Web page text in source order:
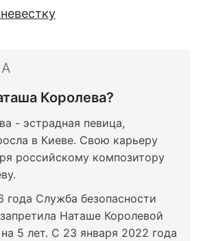
Королева?
- эстрадная певица,
в Киеве. Свою карьеру
российскому композитору
года Служба безопасности
Наташе Королевой
5 лет. С 23 января 2022 года